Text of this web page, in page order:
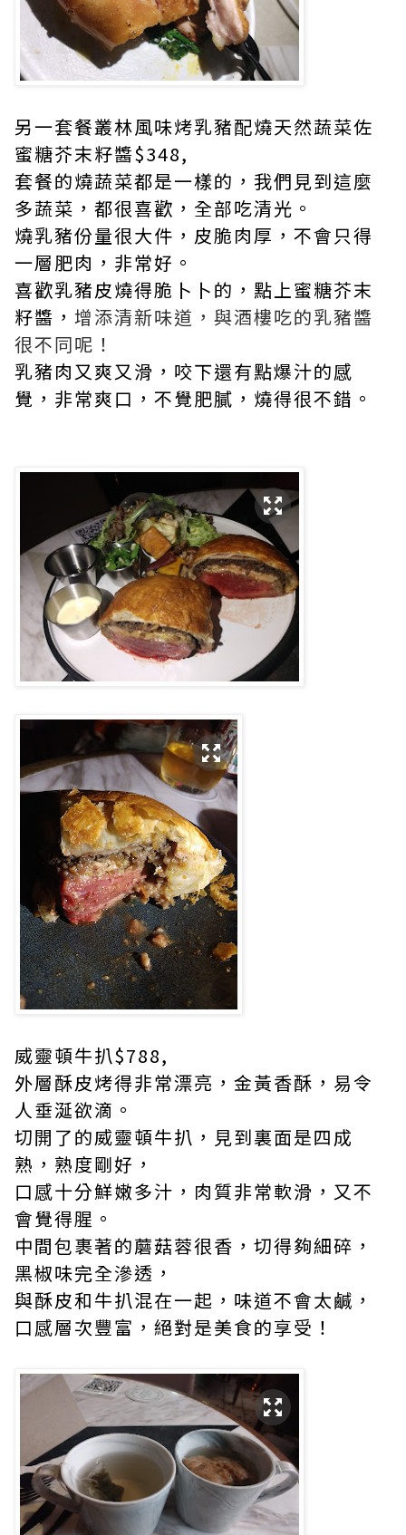
另一套餐叢林風味烤乳豬配燒天然蔬菜佐
蜜糖芥末籽醬$348,
套餐的燒蔬菜都是一樣的，我們見到這麼
多蔬菜，都很喜歡，全部吃清光。
燒乳豬份量很大件，皮脆肉厚，不會只得
一層肥肉，非常好。
喜歡乳豬皮燒得脆卜卜的，點上蜜糖芥末
籽醬， 增添清新味道，與酒樓吃的乳豬醬
很不同呢！
乳豬肉又爽又滑，咬下還有點爆汁的感
覺，非常爽口，不覺肥膩，燒得很不錯。
威靈頓牛扒$788,
外層酥皮烤得非常漂亮，金黃香酥，易令
人垂涎欲滴。
切開了的威靈頓牛扒，見到裏面是四成
熟，熟度剛好，
口感十分鮮嫩多汁，肉質非常軟滑，又不
會覺得腥。
中間包裹著的蘑菇蓉很香，切得夠細碎，
黑椒味完全滲透，
與酥皮和牛扒混在一起，味道不會太鹹，
口感層次豐富，絕對是美食的享受！